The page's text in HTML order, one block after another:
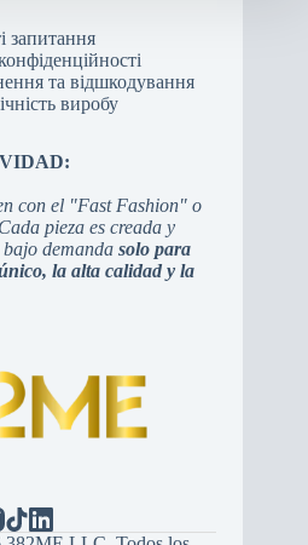
запитання
та відшкодування
виробу
con el "Fast Fashion" o
pieza es creada y
bajo demandasolo para
la alta calidad y la